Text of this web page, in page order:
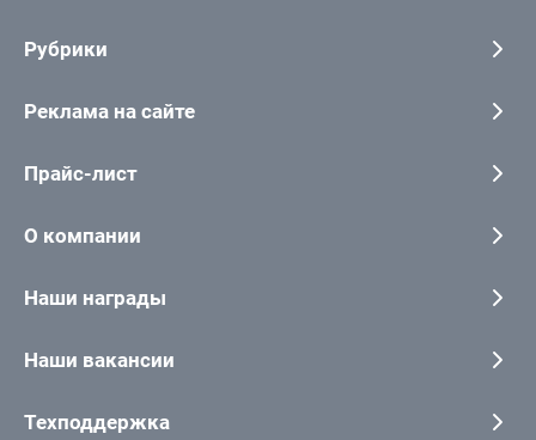
Рубрики
Реклама на сайте
Прайс-лист
О компании
Наши награды
Наши вакансии
Техподдержка